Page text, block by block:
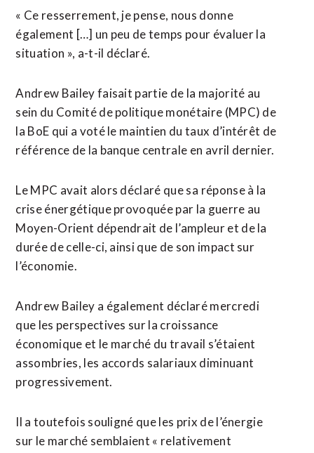
« Ce resserrement, je pense, nous donne
également […] un peu de temps pour évaluer ⁠la
situation », a-t-il déclaré.
Andrew Bailey faisait partie ⁠de la majorité au
sein du Comité de politique monétaire (MPC) de
la BoE qui a voté le maintien du taux d’intérêt de
référence de la banque centrale ⁠en ‌avril dernier.
Le MPC avait alors déclaré que sa ⁠réponse à la
crise énergétique provoquée ​par la ​guerre au
Moyen-Orient dépendrait de l’ampleur et de la ​
durée de celle-ci, ainsi que de son impact sur
l’économie.
Andrew Bailey ‌a également déclaré ​mercredi
que les perspectives sur la croissance
économique et ​le marché du travail s’étaient
assombries, les accords salariaux diminuant
progressivement.
Il a toutefois souligné que les prix de l’énergie
sur le marché semblaient « relativement